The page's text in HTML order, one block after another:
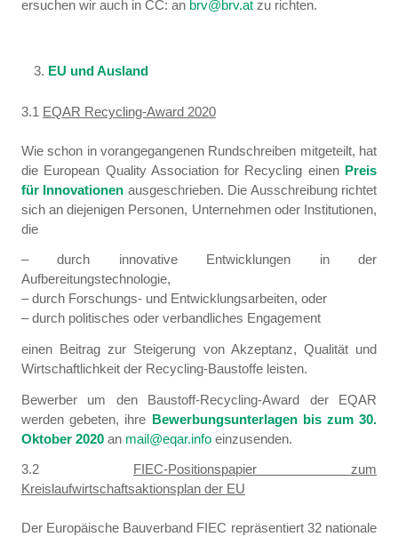
ersuchen wir auch in CC: an brv@brv.atzu richten.
EU und Ausland
3.1 EQAR Recycling-Award 2020
Wie schon in vorangegangenen Rundschreiben mitgeteilt, hat
die European Quality Association for Recycling einen Preis
für Innovationen ausgeschrieben. Die Ausschreibung richtet
sich an diejenigen Personen, Unternehmen oder Institutionen,
die
– durch innovative Entwicklungen in der
Aufbereitungstechnologie,
– durch Forschungs- und Entwicklungsarbeiten, oder
– durch politisches oder verbandliches Engagement
einen Beitrag zur Steigerung von Akzeptanz, Qualität und
Wirtschaftlichkeit der Recycling-Baustoffe leisten.
Bewerber um den Baustoff-Recycling-Award der EQAR
werden gebeten, ihre Bewerbungsunterlagen bis zum 30.
Oktober 2020an mail@eqar.infoeinzusenden.
3.2 FIEC-Positionspapier zum
Kreislaufwirtschaftsaktionsplan der EU
Der Europäische Bauverband FIEC repräsentiert 32 nationale